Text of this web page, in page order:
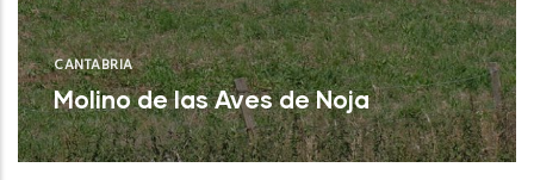
CANTABRIA
Molino de las Aves de Noja
Noja (Cantabria)